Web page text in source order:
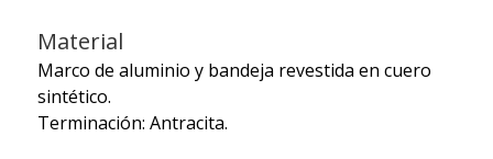
Material
Marco de aluminio y bandeja revestida en cuero
sintético.
Terminación: Antracita.